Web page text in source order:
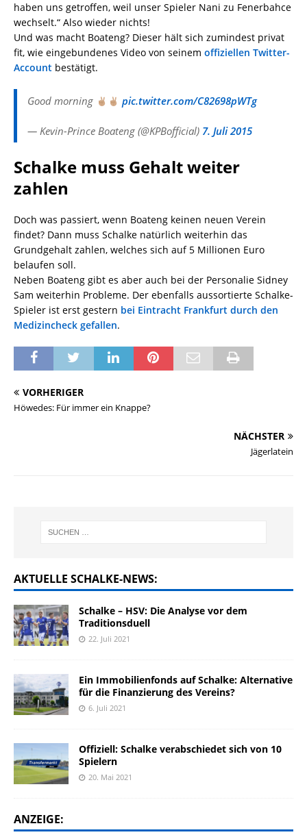
haben uns getroffen, weil unser Spieler Nani zu Fenerbahce
wechselt.“ Also wieder nichts!
Und was macht Boateng? Dieser hält sich zumindest privat
fit, wie eingebundenes Video von seinem offiziellen Twitter-
Account bestätigt.
Good morning pic.twitter.com/C82698pWTg
— Kevin-Prince Boateng (@KPBofficial) 7. Juli 2015
Schalke muss Gehalt weiter
zahlen
Doch was passiert, wenn Boateng keinen neuen Verein
findet? Dann muss Schalke natürlich weiterhin das
Grundgehalt zahlen, welches sich auf 5 Millionen Euro
belaufen soll.
Neben Boateng gibt es aber auch bei der Personalie Sidney
Sam weiterhin Probleme. Der ebenfalls aussortierte Schalke-
Spieler ist erst gestern bei Eintracht Frankfurt durch den
Medizincheck gefallen.
VORHERIGER
Höwedes: Für immer ein Knappe?
NÄCHSTER
Jägerlatein
AKTUELLE SCHALKE-NEWS:
Schalke – HSV: Die Analyse vor dem
Traditionsduell
22. Juli 2021
Ein Immobilienfonds auf Schalke: Alternative
für die Finanzierung des Vereins?
6. Juli 2021
Offiziell: Schalke verabschiedet sich von 10
Spielern
20. Mai 2021
ANZEIGE: